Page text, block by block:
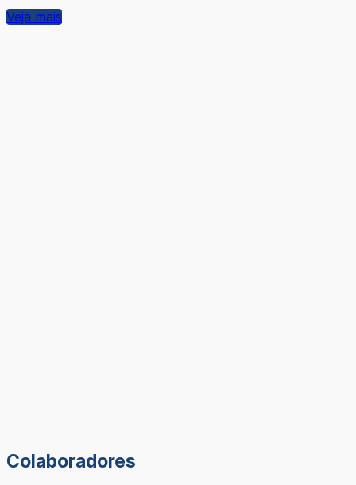
Veja mais
Colaboradores